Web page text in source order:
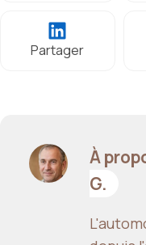
Partager
À
G.